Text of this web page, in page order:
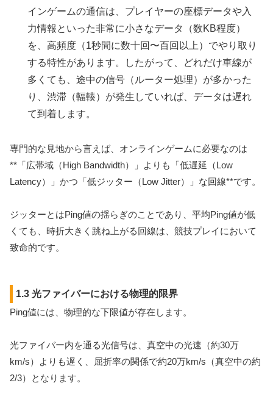
インゲームの通信は、プレイヤーの座標データや入
力情報といった非常に小さなデータ（数KB程度）
を、高頻度（1秒間に数十回〜百回以上）でやり取り
する特性があります。したがって、どれだけ車線が
多くても、途中の信号（ルーター処理）が多かった
り、渋滞（輻輳）が発生していれば、データは遅れ
て到着します。
専門的な見地から言えば、オンラインゲームに必要なのは
**「広帯域（High Bandwidth）」よりも「低遅延（Low
Latency）」かつ「低ジッター（Low Jitter）」な回線**です。
ジッターとはPing値の揺らぎのことであり、平均Ping値が低
くても、時折大きく跳ね上がる回線は、競技プレイにおいて
致命的です。
1.3 光ファイバーにおける物理的限界
Ping値には、物理的な下限値が存在します。
光ファイバー内を通る光信号は、真空中の光速（約30万
km/s）よりも遅く、屈折率の関係で約20万km/s（真空中の約
2/3）となります。